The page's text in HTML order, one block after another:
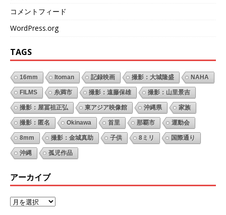
コメントフィード
WordPress.org
TAGS
16mm Itoman 記録映画 撮影：大城隆盛 NAHA
FILMS 糸満市 撮影：遠藤保雄 撮影：山里景吉
撮影：屋冨祖正弘 東アジア映像館 沖縄県 家族
撮影：匿名 Okinawa 首里 那覇市 運動会
8mm 撮影：金城真助 子供 8ミリ 国際通り
沖縄 孤児作品
アーカイブ